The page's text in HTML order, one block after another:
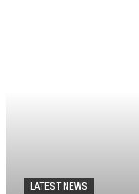
LATEST NEWS